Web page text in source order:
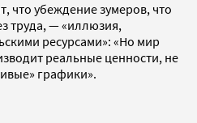
что убеждение зумеров, что
труда, — «иллюзия,
ресурсами»: «Но мир
реальные ценности, не
графики».